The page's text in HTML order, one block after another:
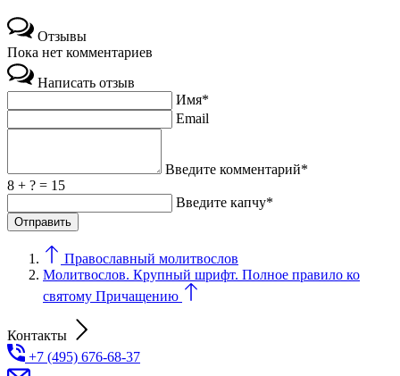
Отзывы
Пока нет комментариев
Написать отзыв
Имя*
Email
Введите комментарий*
8 + ? = 15
Введите капчу*
Православный молитвослов
Молитвослов. Крупный шрифт. Полное правило ко
святому Причащению
Контакты
+7 (495) 676-68-37